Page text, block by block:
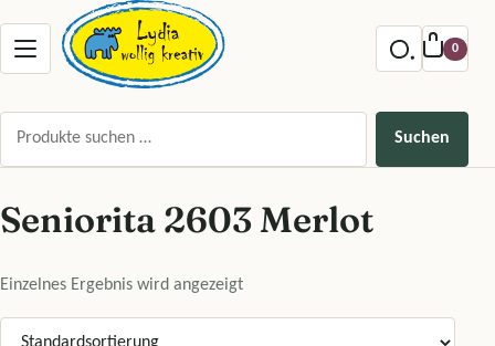
Zum Inhalt springen
Menu offnen
0
Suchen
Seniorita 2603 Merlot
Einzelnes Ergebnis wird angezeigt